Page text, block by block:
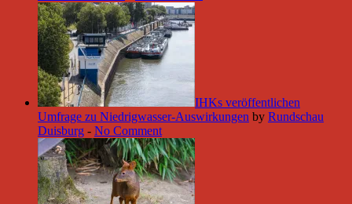
IHKs veröffentlichen
Umfrage zu Niedrigwasser-Auswirkungen by Rundschau
Duisburg - No Comment